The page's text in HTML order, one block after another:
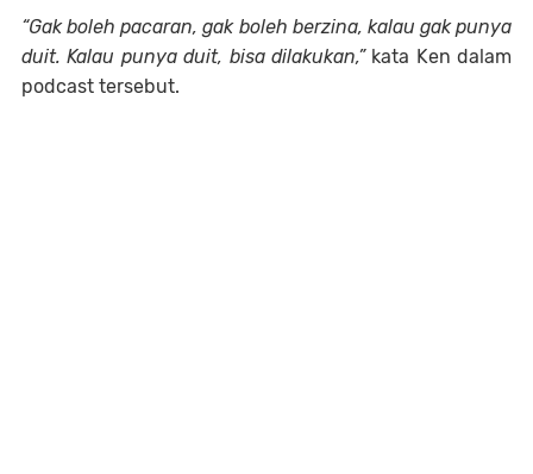
“Gak boleh pacaran, gak boleh berzina, kalau gak punya
duit. Kalau punya duit, bisa dilakukan,” kata Ken dalam
podcast tersebut.